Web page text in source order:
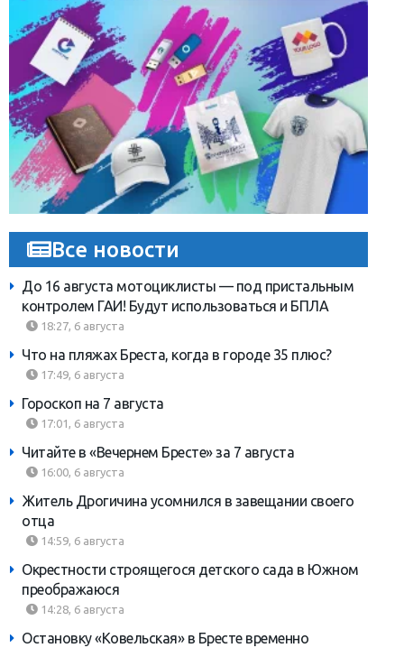
Все новости
До 16 августа мотоциклисты — под пристальным
контролем ГАИ! Будут использоваться и БПЛА
18:27, 6 августа
Что на пляжах Бреста, когда в городе 35 плюс?
17:49, 6 августа
Гороскоп на 7 августа
17:01, 6 августа
Читайте в «Вечернем Бресте» за 7 августа
16:00, 6 августа
Житель Дрогичина усомнился в завещании своего
отца
14:59, 6 августа
Окрестности строящегося детского сада в Южном
преображаюся
14:28, 6 августа
Остановку «Ковельская» в Бресте временно